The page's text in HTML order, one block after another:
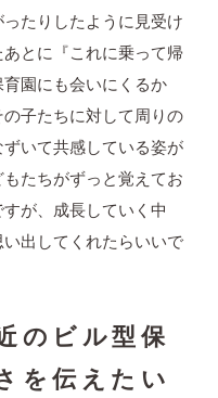
たりしたように見受け
とに『これに乗って帰
園にも会いにくるか
子たちに対して周りの
いて共感している姿が
たちがずっと覚えてお
が、成長していく中
出してくれたらいいで
のビル型保
を伝えたい